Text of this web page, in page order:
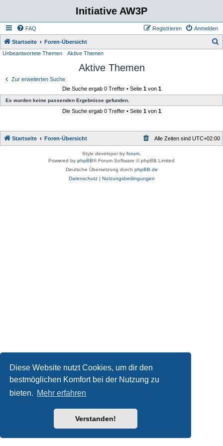
Diese Website nutzt Cookies, um dir den
bestmöglichen Komfort bei der Nutzung zu
bieten. Mehr erfahren
Verstanden!
Initiative AW3P
FAQ Anmelden
Registrieren
Startseite Foren-Übersicht
Unbeantwortete Themen Aktive Themen
Aktive Themen
Zur erweiterten Suche
Die Suche ergab 0 Treffer • Seite 1von 1
Es wurden keine passenden Ergebnisse gefunden.
Die Suche ergab 0 Treffer • Seite 1von 1
Startseite Foren-Übersicht Alle Zeiten sind UTC+02:00
Style developer by forum
Powered by phpBB® Forum Software © phpBB Limited
Deutsche Übersetzung durch phpBB.de
Datenschutz| Nutzungsbedingungen